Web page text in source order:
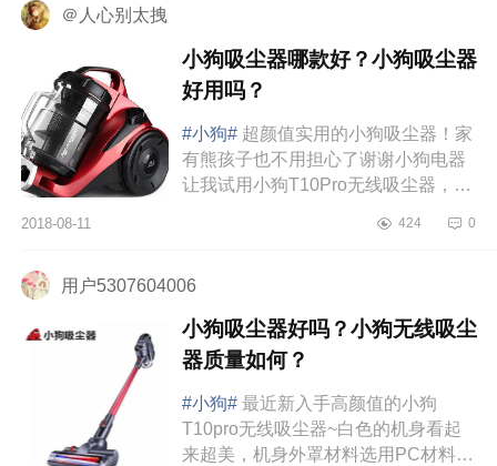
＠人心别太拽
小狗吸尘器哪款好？小狗吸尘器
好用吗？
#小狗# 超颜值实用的小狗吸尘器！家
有熊孩子也不用担心了谢谢小狗电器
让我试用小狗T10Pro无线吸尘器，已
超可爱的同时也到了调皮的阶...
2018-08-11 424 0
用户5307604006
小狗吸尘器好吗？小狗无线吸尘
器质量如何？
#小狗# 最近新入手高颜值的小狗
T10pro无线吸尘器~白色的机身看起
来超美，机身外罩材料选用PC材料，